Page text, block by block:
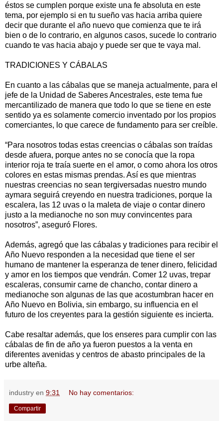
éstos se cumplen porque existe una fe absoluta en este
tema, por ejemplo si en tu sueño vas hacia arriba quiere
decir que durante el año nuevo que comienza que te irá
bien o de lo contrario, en algunos casos, sucede lo contrario
cuando te vas hacia abajo y puede ser que te vaya mal.
TRADICIONES Y CÁBALAS
En cuanto a las cábalas que se maneja actualmente, para el
jefe de la Unidad de Saberes Ancestrales, este tema fue
mercantilizado de manera que todo lo que se tiene en este
sentido ya es solamente comercio inventado por los propios
comerciantes, lo que carece de fundamento para ser creíble.
“Para nosotros todas estas creencias o cábalas son traídas
desde afuera, porque antes no se conocía que la ropa
interior roja te traía suerte en el amor, o como ahora los otros
colores en estas mismas prendas. Así es que mientras
nuestras creencias no sean tergiversadas nuestro mundo
aymara seguirá creyendo en nuestra tradiciones, porque la
escalera, las 12 uvas o la maleta de viaje o contar dinero
justo a la medianoche no son muy convincentes para
nosotros”, aseguró Flores.
Además, agregó que las cábalas y tradiciones para recibir el
Año Nuevo responden a la necesidad que tiene el ser
humano de mantener la esperanza de tener dinero, felicidad
y amor en los tiempos que vendrán. Comer 12 uvas, trepar
escaleras, consumir carne de chancho, contar dinero a
medianoche son algunas de las que acostumbran hacer en
Año Nuevo en Bolivia, sin embargo, su influencia en el
futuro de los creyentes para la gestión siguiente es incierta.
Cabe resaltar además, que los enseres para cumplir con las
cábalas de fin de año ya fueron puestos a la venta en
diferentes avenidas y centros de abasto principales de la
urbe alteña.
industry en 9:31 No hay comentarios:
Compartir